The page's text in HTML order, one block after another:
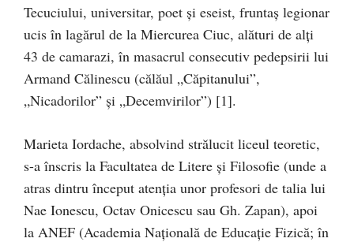
Tecuciului, universitar, poet şi eseist, fruntaş legionar
ucis în lagărul de la Miercurea Ciuc, alături de alţi
43 de camarazi, în masacrul consecutiv pedepsirii lui
Armand Călinescu (călăul „Căpitanului”,
„Nicadorilor” şi „Decemvirilor”) [1].
Marieta Iordache, absolvind strălucit liceul teoretic,
s-a înscris la Facultatea de Litere şi Filosofie (unde a
atras dintru început atenţia unor profesori de talia lui
Nae Ionescu, Octav Onicescu sau Gh. Zapan), apoi
la ANEF (Academia Naţională de Educaţie Fizică; în